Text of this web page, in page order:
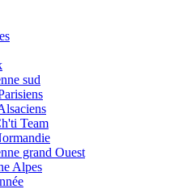
sud
Team
grand Ouest
Alpes